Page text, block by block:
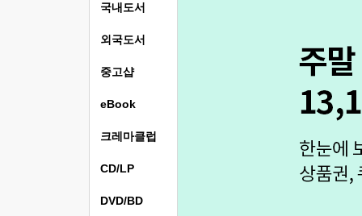
국내도서
외국도서
중고샵
eBook
크레마클럽
CD/LP
DVD/BD